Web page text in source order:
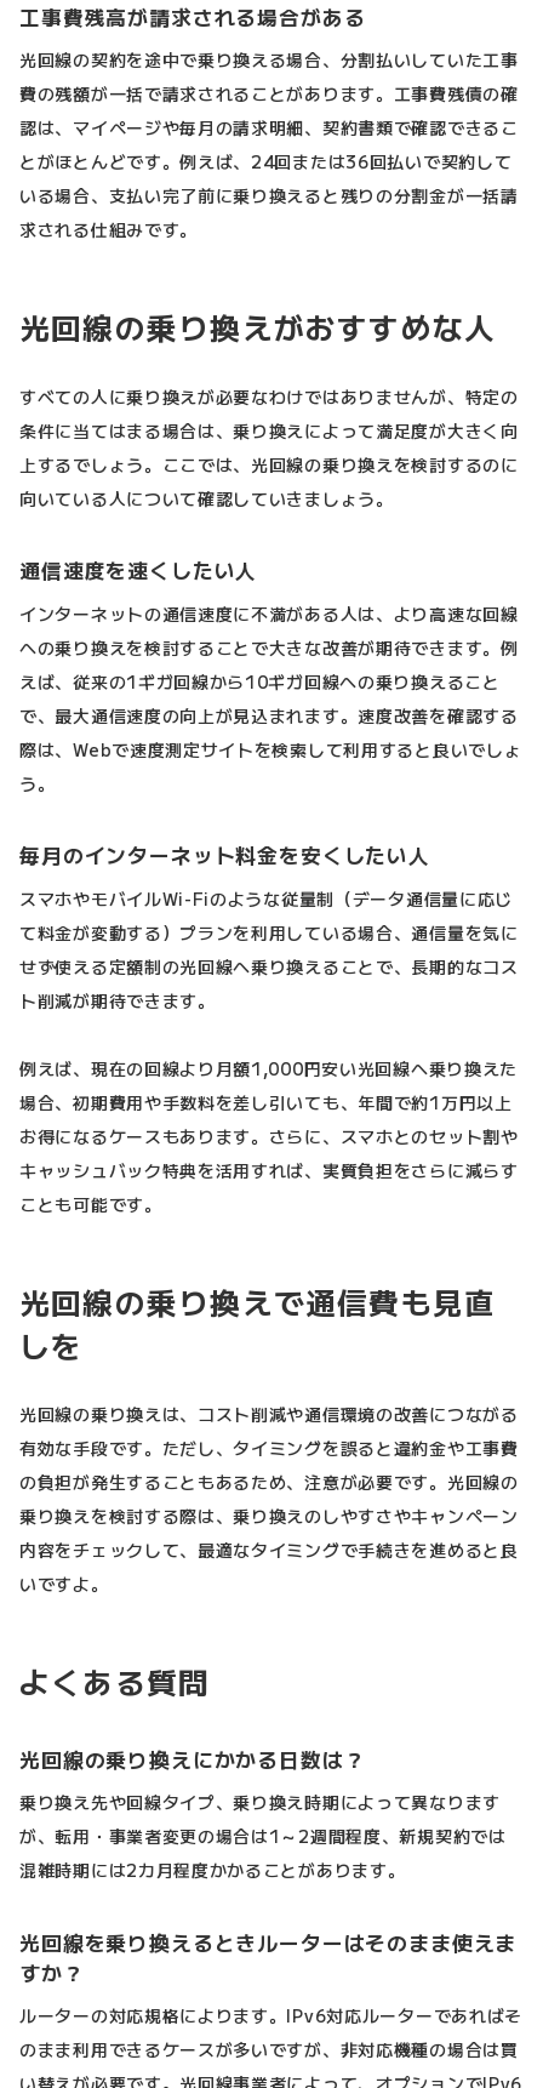
工事費残高が請求される場合がある
光回線の契約を途中で乗り換える場合、分割払いしていた工事
費の残額が一括で請求されることがあります。工事費残債の確
認は、マイページや毎月の請求明細、契約書類で確認できるこ
とがほとんどです。例えば、24回または36回払いで契約して
いる場合、支払い完了前に乗り換えると残りの分割金が一括請
求される仕組みです。
光回線の乗り換えがおすすめな人
すべての人に乗り換えが必要なわけではありませんが、特定の
条件に当てはまる場合は、乗り換えによって満足度が大きく向
上するでしょう。ここでは、光回線の乗り換えを検討するのに
向いている人について確認していきましょう。
通信速度を速くしたい人
インターネットの通信速度に不満がある人は、より高速な回線
への乗り換えを検討することで大きな改善が期待できます。例
えば、従来の1ギガ回線から10ギガ回線への乗り換えること
で、最大通信速度の向上が見込まれます。速度改善を確認する
際は、Webで速度測定サイトを検索して利用すると良いでしょ
う。
毎月のインターネット料金を安くしたい人
スマホやモバイルWi-Fiのような従量制（データ通信量に応じ
て料金が変動する）プランを利用している場合、通信量を気に
せず使える定額制の光回線へ乗り換えることで、長期的なコス
ト削減が期待できます。
例えば、現在の回線より月額1,000円安い光回線へ乗り換えた
場合、初期費用や手数料を差し引いても、年間で約1万円以上
お得になるケースもあります。さらに、スマホとのセット割や
キャッシュバック特典を活用すれば、実質負担をさらに減らす
ことも可能です。
光回線の乗り換えで通信費も見直
しを
光回線の乗り換えは、コスト削減や通信環境の改善につながる
有効な手段です。ただし、タイミングを誤ると違約金や工事費
の負担が発生することもあるため、注意が必要です。光回線の
乗り換えを検討する際は、乗り換えのしやすさやキャンペーン
内容をチェックして、最適なタイミングで手続きを進めると良
いですよ。
よくある質問
光回線の乗り換えにかかる日数は？
乗り換え先や回線タイプ、乗り換え時期によって異なります
が、転用・事業者変更の場合は1～2週間程度、新規契約では
混雑時期には2カ月程度かかることがあります。
光回線を乗り換えるときルーターはそのまま使えま
すか？
ルーターの対応規格によります。IPv6対応ルーターであればそ
のまま利用できるケースが多いですが、非対応機種の場合は買